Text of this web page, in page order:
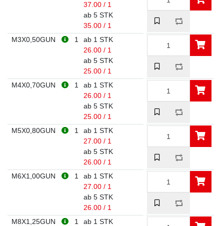
37.00 / 1
ab 5 STK
35.00 / 1
M3X0,50GUN
1
ab 1 STK
26.00 / 1
ab 5 STK
25.00 / 1
M4X0,70GUN
1
ab 1 STK
26.00 / 1
ab 5 STK
25.00 / 1
M5X0,80GUN
1
ab 1 STK
27.00 / 1
ab 5 STK
26.00 / 1
M6X1,00GUN
1
ab 1 STK
27.00 / 1
ab 5 STK
26.00 / 1
M8X1,25GUN
1
ab 1 STK